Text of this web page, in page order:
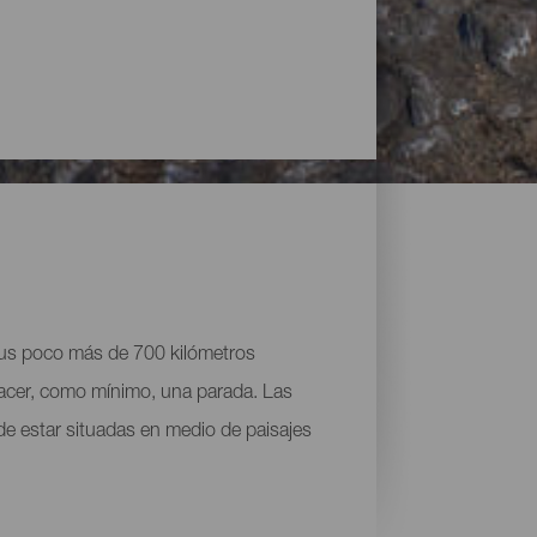
poco más de 700 kilómetros
como mínimo, una parada. Las
estar situadas en medio de paisajes